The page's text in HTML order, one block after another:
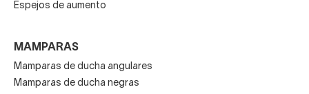
Espejos de aumento
MAMPARAS
Mamparas de ducha angulares
Mamparas de ducha negras